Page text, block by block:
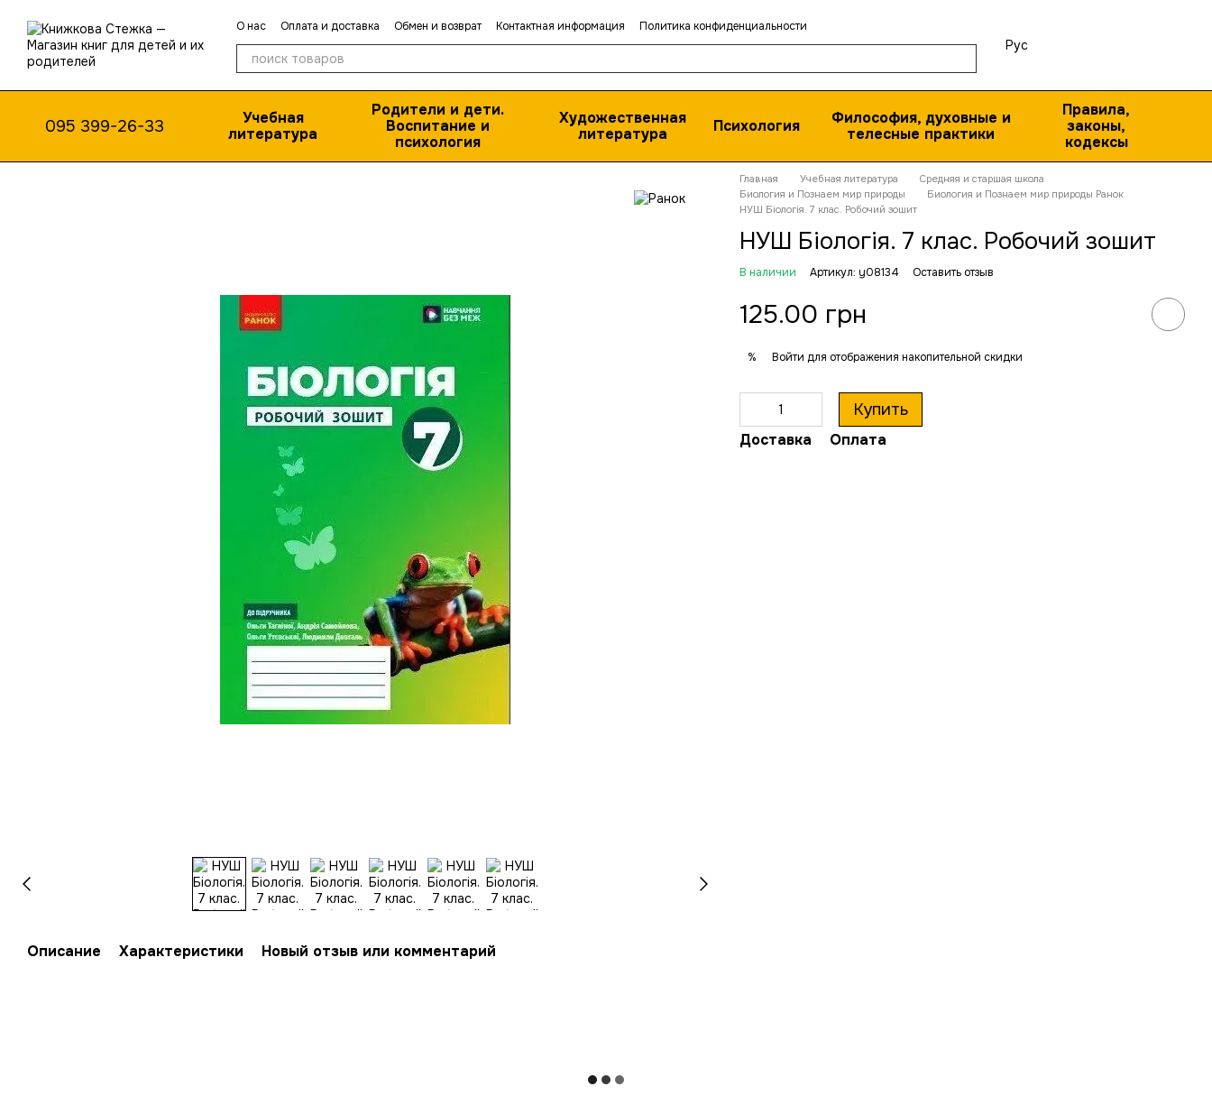
О нас Оплата и доставка Обмен и возврат Контактная информация
Политика конфиденциальности
Публичная оферта
Рус
095 399-26-33
Учебная
литература
Родители и дети.
Воспитание и
психология
Художественная
литература
Психология
Философия, духовные и
телесные практики
Правила,
законы,
кодексы
Описание Характеристики Новый отзыв или комментарий
Главная Учебная литература
Средняя и старшая школа
Биология и Познаем мир природы
Биология и Познаем мир природы Ранок
НУШ Біологія. 7 клас. Робочий зошит
НУШ Біологія. 7 клас. Робочий зошит
В наличии Артикул: y08134 Оставить отзыв
125.00 грн
% Войти для отображения накопительной скидки
Купить
Доставка Оплата